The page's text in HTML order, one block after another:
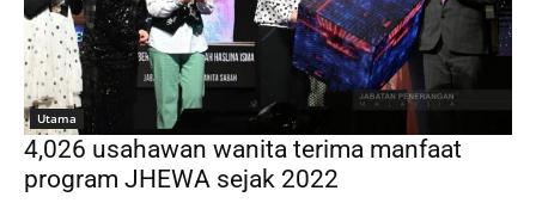
Utama
4,026 usahawan wanita terima manfaat
program JHEWA sejak 2022